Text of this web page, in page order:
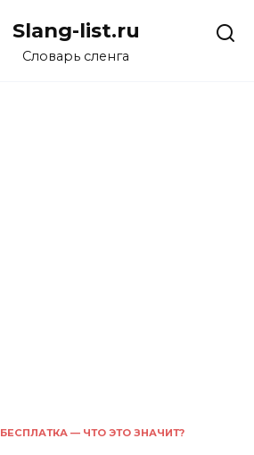
Slang-list.ru
Словарь сленга
БЕСПЛАТКА — ЧТО ЭТО ЗНАЧИТ?